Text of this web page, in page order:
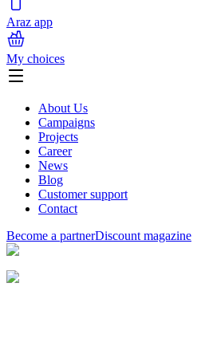
Araz app
My choices
About Us
Campaigns
Projects
Career
News
Blog
Customer support
Contact
Become a partnerDiscount magazine